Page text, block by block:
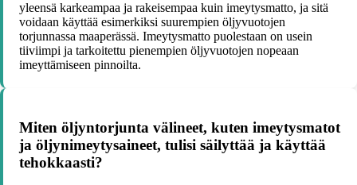
yleensä karkeampaa ja rakeisempaa kuin imeytysmatto, ja sitä
voidaan käyttää esimerkiksi suurempien öljyvuotojen
torjunnassa maaperässä. Imeytysmatto puolestaan on usein
tiiviimpi ja tarkoitettu pienempien öljyvuotojen nopeaan
imeyttämiseen pinnoilta.
Miten öljyntorjunta välineet, kuten imeytysmatot
ja öljynimeytysaineet, tulisi säilyttää ja käyttää
tehokkaasti?